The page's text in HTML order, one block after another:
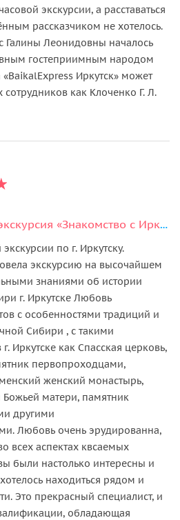
экскурсии, а расставаться
рассказчиком не хотелось.
Галины Леонидовны началось
гостеприимным народом
Иркутск» может
сотрудников как Клоченко Г. Л.
Групповая обзорная экскурсия «Знакомство с Иркутском»
по г. Иркутску.
экскурсию на высочайшем
знаниями об истории
г. Иркутске Любовь
с особенностями традиций и
Сибири , с такими
Иркутске как Спасская церковь,
первопроходцами,
женский монастырь,
матери, памятник
другими
Любовь очень эрудированна,
всех аспектах квсаемых
были настолько интересны и
находиться рядом и
Это прекрасный специалист, и
обладающая